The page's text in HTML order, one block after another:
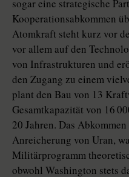
sogar eine strategische
Kooperationsabkommen
Atomkraft steht kurz vor
vor allem auf den
von Infrastrukturen und
den Zugang zu einem
plant den Bau von 13
Gesamtkapazität von 16
20 Jahren. Das
Anreicherung von Uran,
Militärprogramm
obwohl Washington stets